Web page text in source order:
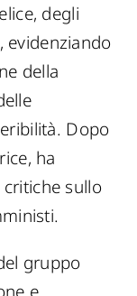
degli
, evidenziando
della
Dopo
ha
sullo
gruppo
e